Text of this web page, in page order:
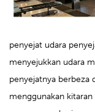
penyejat udara
menyejukkan udara
penyejatnya berbeza
menggunakan